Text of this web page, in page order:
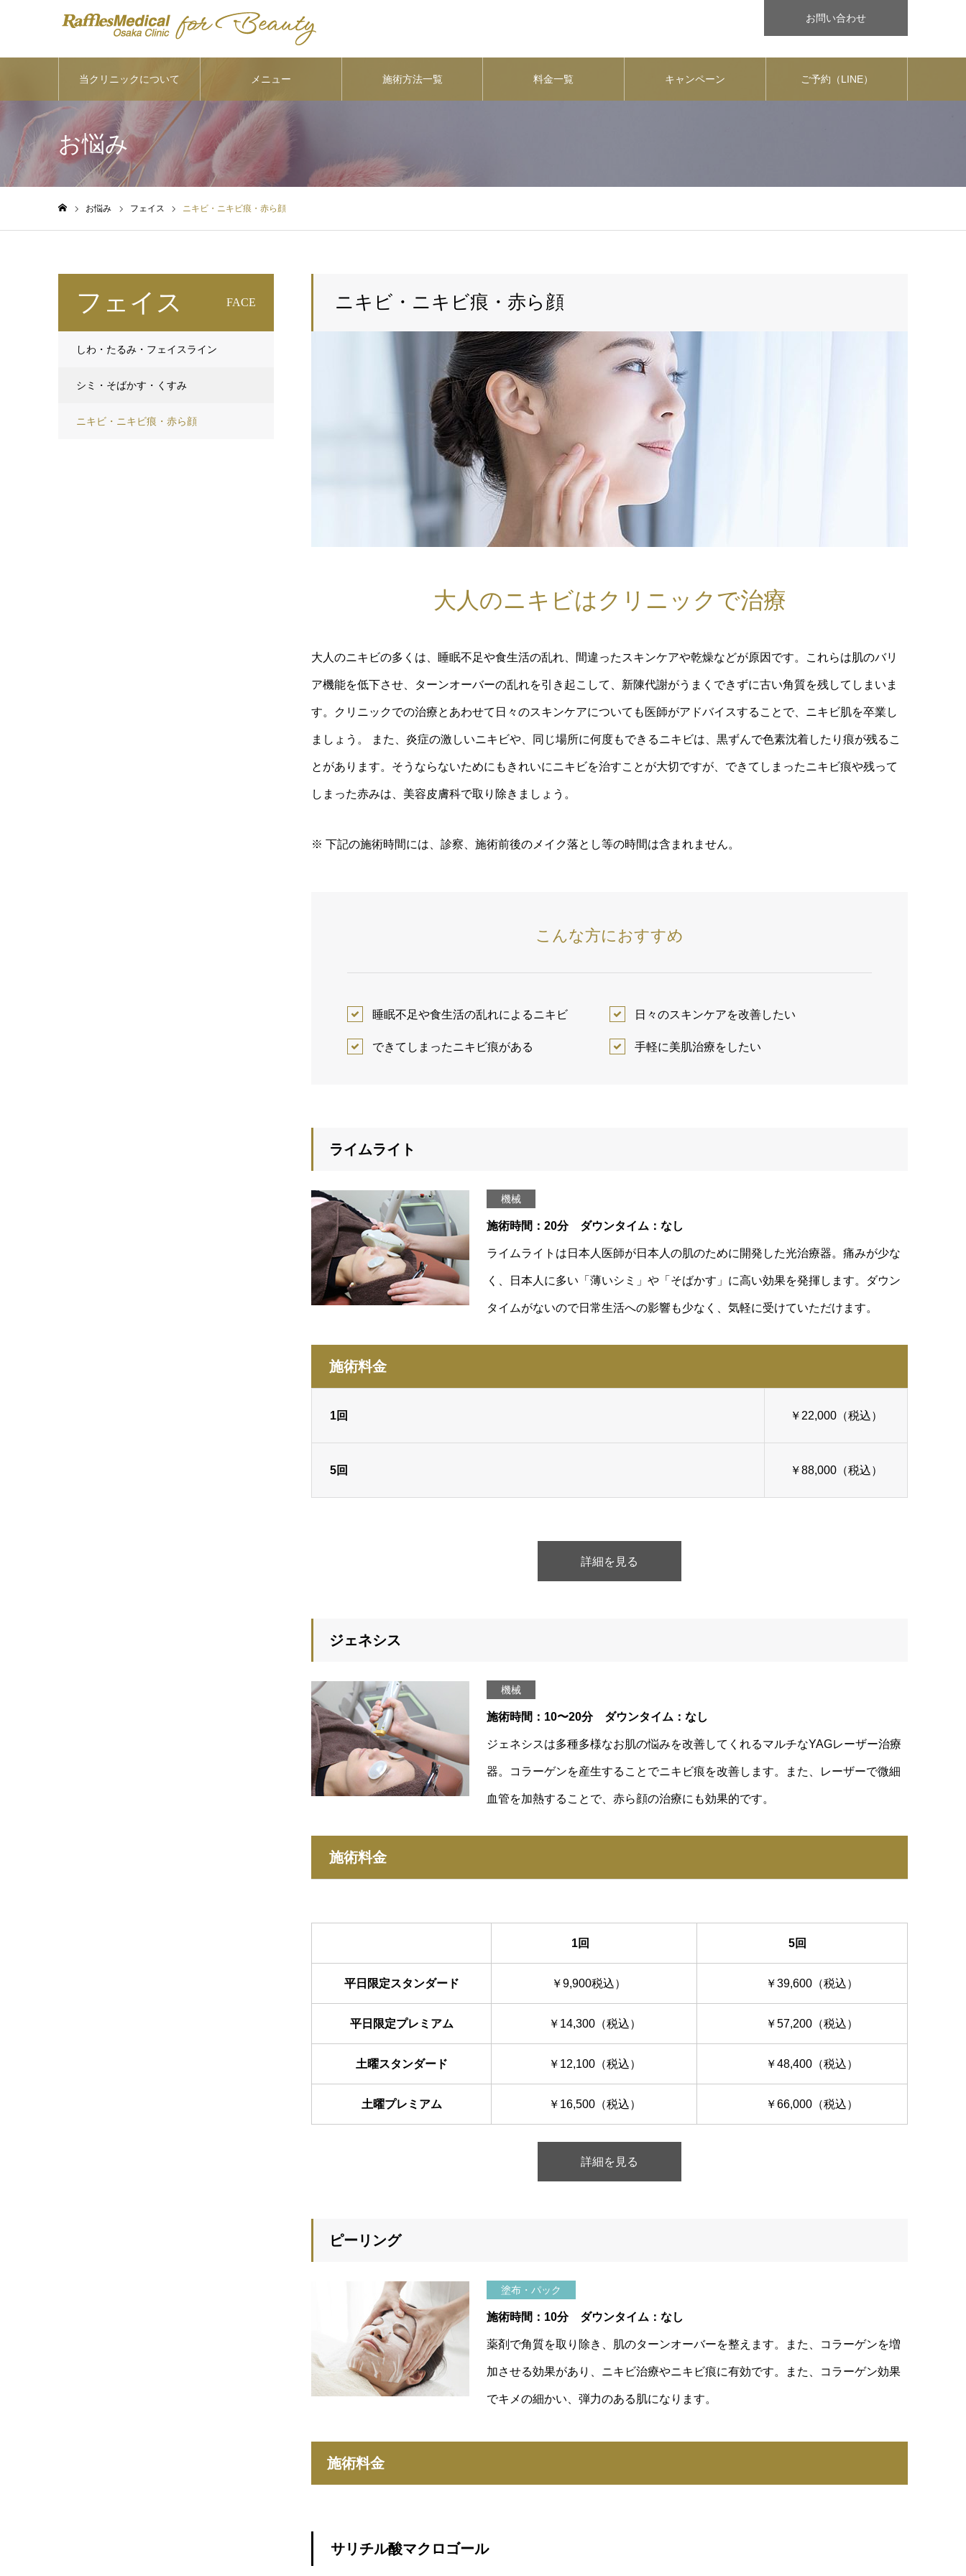
お問い合わせ
当クリニックについて メニュー 施術方法一覧 料金一覧 キャンペーン ご予約（LINE）
お悩み
お悩み フェイス ニキビ・ニキビ痕・赤ら顔
ニキビ・ニキビ痕・赤ら顔
大人のニキビはクリニックで治療
大人のニキビの多くは、睡眠不足や食生活の乱れ、間違ったスキンケアや乾燥などが原因です。これらは肌のバリ
ア機能を低下させ、ターンオーバーの乱れを引き起こして、新陳代謝がうまくできずに古い角質を残してしまいま
す。クリニックでの治療とあわせて日々のスキンケアについても医師がアドバイスすることで、ニキビ肌を卒業し
ましょう。 また、炎症の激しいニキビや、同じ場所に何度もできるニキビは、黒ずんで色素沈着したり痕が残るこ
とがあります。そうならないためにもきれいにニキビを治すことが大切ですが、できてしまったニキビ痕や残って
しまった赤みは、美容皮膚科で取り除きましょう。
※ 下記の施術時間には、診察、施術前後のメイク落とし等の時間は含まれません。
こんな方におすすめ
睡眠不足や食生活の乱れによるニキビ 日々のスキンケアを改善したい
できてしまったニキビ痕がある 手軽に美肌治療をしたい
ライムライト
機械
施術時間：20分 ダウンタイム：なし
ライムライトは日本人医師が日本人の肌のために開発した光治療器。痛みが少な
く、日本人に多い「薄いシミ」や「そばかす」に高い効果を発揮します。ダウン
タイムがないので日常生活への影響も少なく、気軽に受けていただけます。
施術料金
1回 ￥22,000（税込）
5回 ￥88,000（税込）
詳細を見る
ジェネシス
機械
施術時間：10〜20分 ダウンタイム：なし
ジェネシスは多種多様なお肌の悩みを改善してくれるマルチなYAGレーザー治療
器。コラーゲンを産生することでニキビ痕を改善します。また、レーザーで微細
血管を加熱することで、赤ら顔の治療にも効果的です。
施術料金
1回 5回
平日限定スタンダード ￥9,900税込） ￥39,600（税込）
平日限定プレミアム ￥14,300（税込） ￥57,200（税込）
土曜スタンダード ￥12,100（税込） ￥48,400（税込）
土曜プレミアム ￥16,500（税込） ￥66,000（税込）
詳細を見る
ピーリング
塗布・パック
施術時間：10分 ダウンタイム：なし
薬剤で角質を取り除き、肌のターンオーバーを整えます。また、コラーゲンを増
加させる効果があり、ニキビ治療やニキビ痕に有効です。また、コラーゲン効果
でキメの細かい、弾力のある肌になります。
施術料金
サリチル酸マクロゴール
フェイス FACE
しわ・たるみ・フェイスライン
シミ・そばかす・くすみ
ニキビ・ニキビ痕・赤ら顔